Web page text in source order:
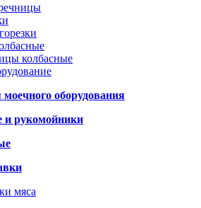
колбасные
оборудования
рукомойники
мяса